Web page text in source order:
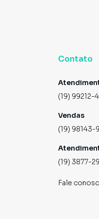
Contato
(19) 99212-
Vendas
(19) 98143-
(19) 3877-
Fale